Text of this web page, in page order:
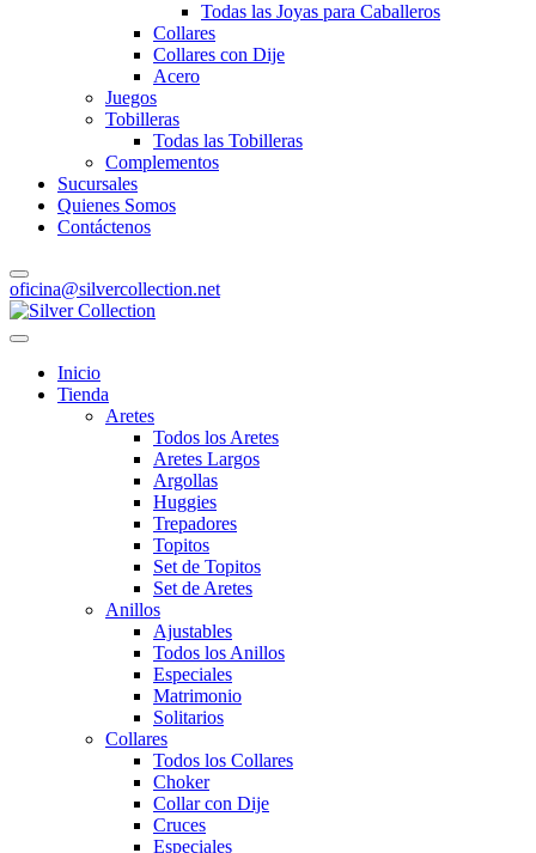
Todas las Joyas para Caballeros
Collares
Collares con Dije
Acero
Juegos
Tobilleras
Todas las Tobilleras
Complementos
Sucursales
Quienes Somos
Contáctenos
oficina@silvercollection.net
Inicio
Tienda
Aretes
Todos los Aretes
Aretes Largos
Argollas
Huggies
Trepadores
Topitos
Set de Topitos
Set de Aretes
Anillos
Ajustables
Todos los Anillos
Especiales
Matrimonio
Solitarios
Collares
Todos los Collares
Choker
Collar con Dije
Cruces
Especiales